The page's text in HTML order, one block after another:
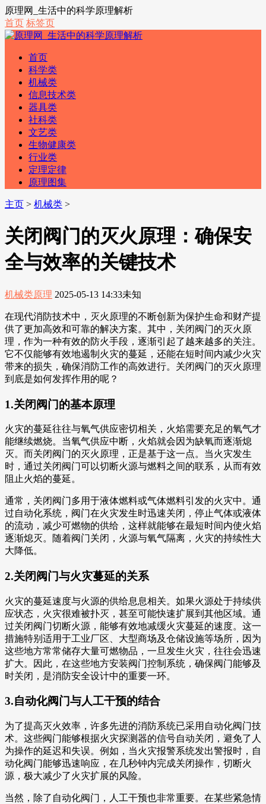
原理网_生活中的科学原理解析
首页 标签页
首页
科学类
机械类
信息技术类
器具类
社科类
文艺类
生物健康类
行业类
定理定律
原理图集
主页 > 机械类 >
关闭阀门的灭火原理：确保安
全与效率的关键技术
机械类原理 2025-05-13 14:33未知
在现代消防技术中，灭火原理的不断创新为保护生命和财产提
供了更加高效和可靠的解决方案。其中，关闭阀门的灭火原
理，作为一种有效的防火手段，逐渐引起了越来越多的关注。
它不仅能够有效地遏制火灾的蔓延，还能在短时间内减少火灾
带来的损失，确保消防工作的高效进行。关闭阀门的灭火原理
到底是如何发挥作用的呢？
1.关闭阀门的基本原理
火灾的蔓延往往与氧气供应密切相关，火焰需要充足的氧气才
能继续燃烧。当氧气供应中断，火焰就会因为缺氧而逐渐熄
灭。而关闭阀门的灭火原理，正是基于这一点。当火灾发生
时，通过关闭阀门可以切断火源与燃料之间的联系，从而有效
阻止火焰的蔓延。
通常，关闭阀门多用于液体燃料或气体燃料引发的火灾中。通
过自动化系统，阀门在火灾发生时迅速关闭，停止气体或液体
的流动，减少可燃物的供给，这样就能够在最短时间内使火焰
逐渐熄灭。随着阀门关闭，火源与氧气隔离，火灾的持续性大
大降低。
2.关闭阀门与火灾蔓延的关系
火灾的蔓延速度与火源的供给息息相关。如果火源处于持续供
应状态，火灾很难被扑灭，甚至可能快速扩展到其他区域。通
过关闭阀门切断火源，能够有效地减缓火灾蔓延的速度。这一
措施特别适用于工业厂区、大型商场及仓储设施等场所，因为
这些地方常常储存大量可燃物品，一旦发生火灾，往往会迅速
扩大。因此，在这些地方安装阀门控制系统，确保阀门能够及
时关闭，是消防安全设计中的重要一环。
3.自动化阀门与人工干预的结合
为了提高灭火效率，许多先进的消防系统已采用自动化阀门技
术。这些阀门能够根据火灾探测器的信号自动关闭，避免了人
为操作的延迟和失误。例如，当火灾报警系统发出警报时，自
动化阀门能够迅速响应，在几秒钟内完成关闭操作，切断火
源，极大减少了火灾扩展的风险。
当然，除了自动化阀门，人工干预也非常重要。在某些紧急情